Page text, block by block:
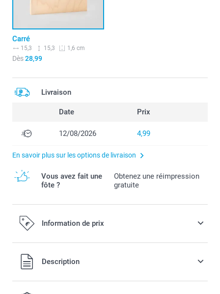
Carré
15,3 15,3 1,6 cm
Dès28,99
Livraison
Date Prix
12/08/2026 4,99
En savoir plus sur les options de livraison
Vous avez fait une
fôte ?
Obtenez une réimpression
gratuite
Information de prix
Tous les prix sont en EURO (€), TVA incluse et hors frais de
port.
Description